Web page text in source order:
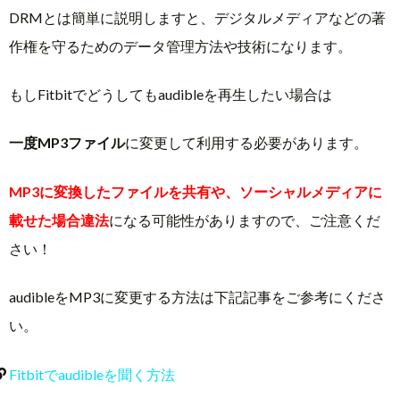
DRMとは簡単に説明しますと、デジタルメディアなどの著
作権を守るためのデータ管理方法や技術になります。
もしFitbitでどうしてもaudibleを再生したい場合は
一度MP3ファイルに変更して利用する必要があります。
MP3に変換したファイルを共有や、ソーシャルメディアに
載せた場合違法になる可能性がありますので、ご注意くだ
さい！
audibleをMP3に変更する方法は下記記事をご参考にくださ
い。
Fitbitでaudibleを聞く方法